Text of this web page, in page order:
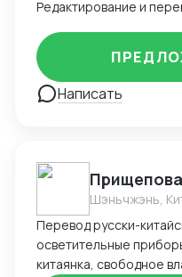
прогнозы
исследования,
математические
краткосрочной и
Значительный опыт
переводов,
финансовой
проектах по
программного
аналитики и системы
Юриспруденция –
(уставы,
Написать
Шэньчжэнь,
Перевод русски-
осветительные
китаянка, свободное